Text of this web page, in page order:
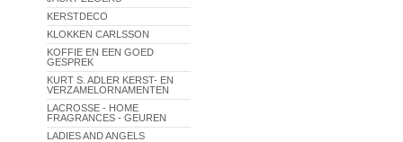
KERSTDECO
KLOKKEN CARLSSON
KOFFIE EN EEN GOED
GESPREK
KURT S. ADLER KERST- EN
VERZAMELORNAMENTEN
LACROSSE - HOME
FRAGRANCES - GEUREN
LADIES AND ANGELS